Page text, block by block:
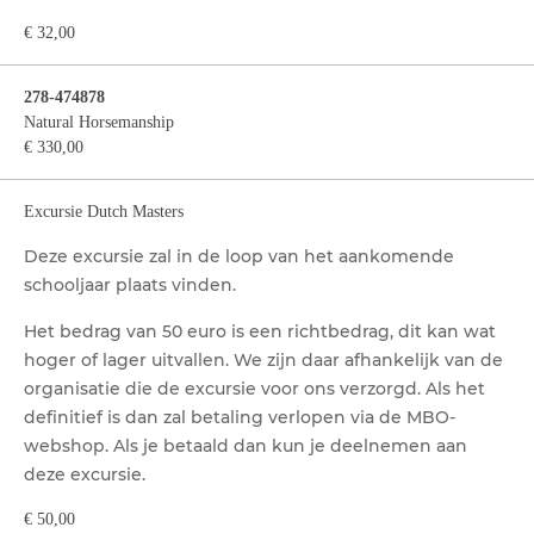
€ 32,00
278-474878
Natural Horsemanship
€ 330,00
Excursie Dutch Masters
Deze excursie zal in de loop van het aankomende
schooljaar plaats vinden.
Het bedrag van 50 euro is een richtbedrag, dit kan wat
hoger of lager uitvallen. We zijn daar afhankelijk van de
organisatie die de excursie voor ons verzorgd. Als het
definitief is dan zal betaling verlopen via de MBO-
webshop. Als je betaald dan kun je deelnemen aan
deze excursie.
€ 50,00